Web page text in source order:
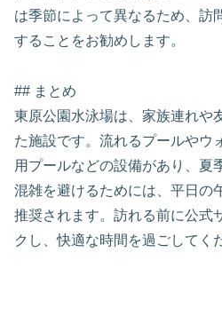
は季節によって異なるため、訪
することをお勧めします。
## まとめ
東原公園水泳場は、家族連れや
た施設です。流れるプールやウ
用プールなどの設備があり、夏
混雑を避けるためには、平日の
推奨されます。訪れる前に公式
クし、快適な時間を過ごしてく